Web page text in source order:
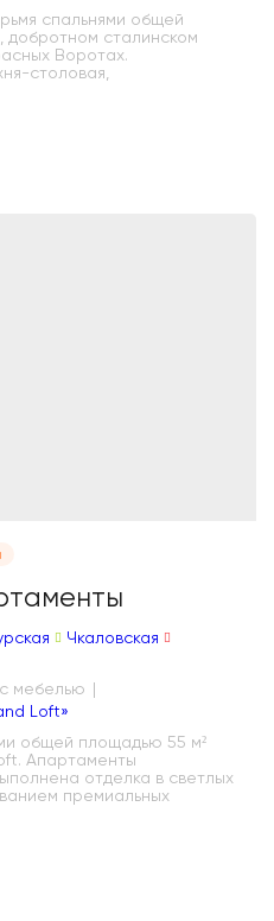
спальнями общей
добротном сталинском
Воротах.
столовая,
Чкаловская
с мебелью
Loft»
общей площадью 55 м²
Апартаменты
отделка в светлых
премиальных